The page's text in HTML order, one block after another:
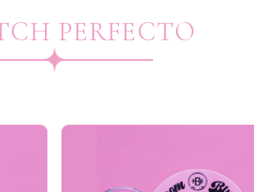
PERFECTO